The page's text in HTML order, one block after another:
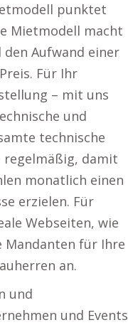
punktet
Mietmodell macht
den Aufwand einer
Für Ihr
– mit uns
und
technische
regelmäßig, damit
monatlich einen
erzielen. Für
Webseiten, wie
Mandanten für Ihre
an.
und
und Events